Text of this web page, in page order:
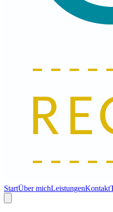
StartÜber michLeistungenKontakt